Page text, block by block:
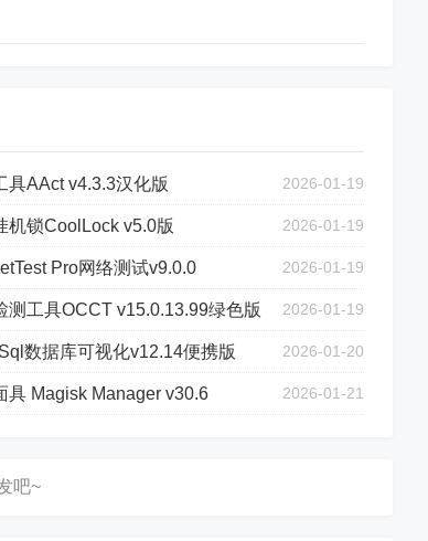
具AAct v4.3.3汉化版 2026-01-19
机锁CoolLock v5.0版 2026-01-19
Pro网络测试v9.0.0 2026-01-19
测工具OCCT v15.0.13.99绿色版 2026-01-19
数据库可视化v12.14便携版 2026-01-20
具 Magisk Manager v30.6 2026-01-21